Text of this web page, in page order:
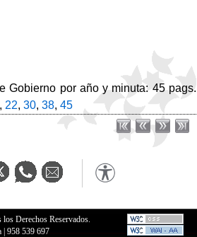
Gobierno por año y minuta: 45 pags.
, 22, 30, 38, 45
Derechos Reservados.
|958 539 697